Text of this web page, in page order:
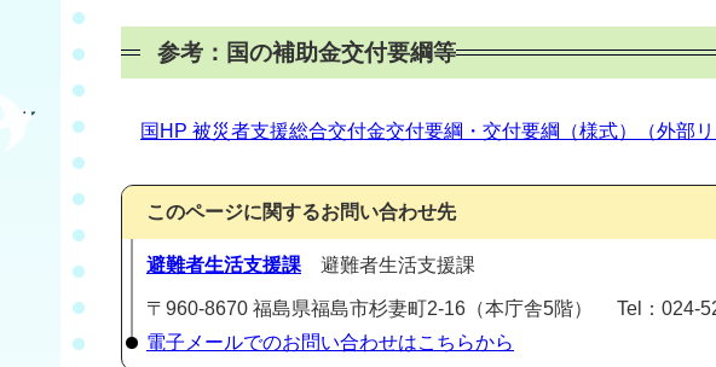
参考：国の補助金交付要綱等
国HP 被災者支援総合交付金交付要綱・交付要綱（様式）（外部リ
このページに関するお問い合わせ先
避難者生活支援課 避難者生活支援課
〒960-8670 福島県福島市杉妻町2-16（本庁舎5階） Tel：
電子メールでのお問い合わせはこちらから